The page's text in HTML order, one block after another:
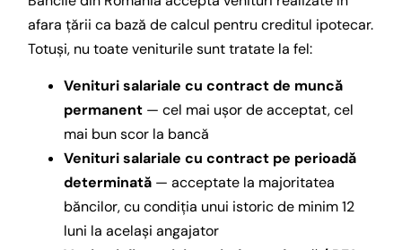
afara țării ca bază de calcul pentru creditul ipotecar.
Totuși, nu toate veniturile sunt tratate la fel:
Venituri salariale cu contract de muncă
permanent — cel mai ușor de acceptat, cel
mai bun scor la bancă
Venituri salariale cu contract pe perioadă
determinată — acceptate la majoritatea
băncilor, cu condiția unui istoric de minim 12
luni la același angajator